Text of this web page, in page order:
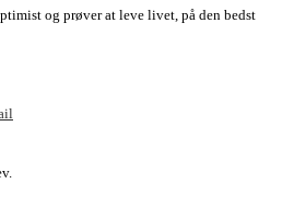
og prøver at leve livet, på den bedst